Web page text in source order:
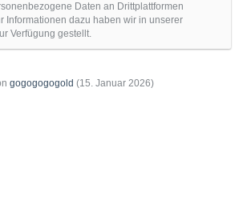
Daten an Drittplattformen
Informationen dazu haben wir in unserer
Verfügung gestellt.
gogogogogold (15. Januar 2026)